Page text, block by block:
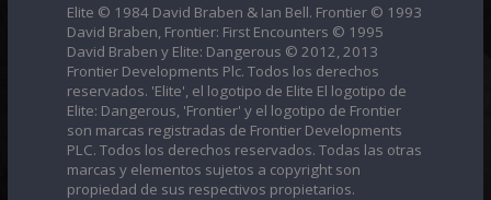
Elite © 1984 David Braben & Ian Bell. Frontier © 1993
David Braben, Frontier: First Encounters © 1995
David Braben y Elite: Dangerous © 2012, 2013
Frontier Developments Plc. Todos los derechos
reservados. 'Elite', el logotipo de Elite El logotipo de
Elite: Dangerous, 'Frontier' y el logotipo de Frontier
son marcas registradas de Frontier Developments
PLC. Todos los derechos reservados. Todas las otras
marcas y elementos sujetos a copyright son
propiedad de sus respectivos propietarios.